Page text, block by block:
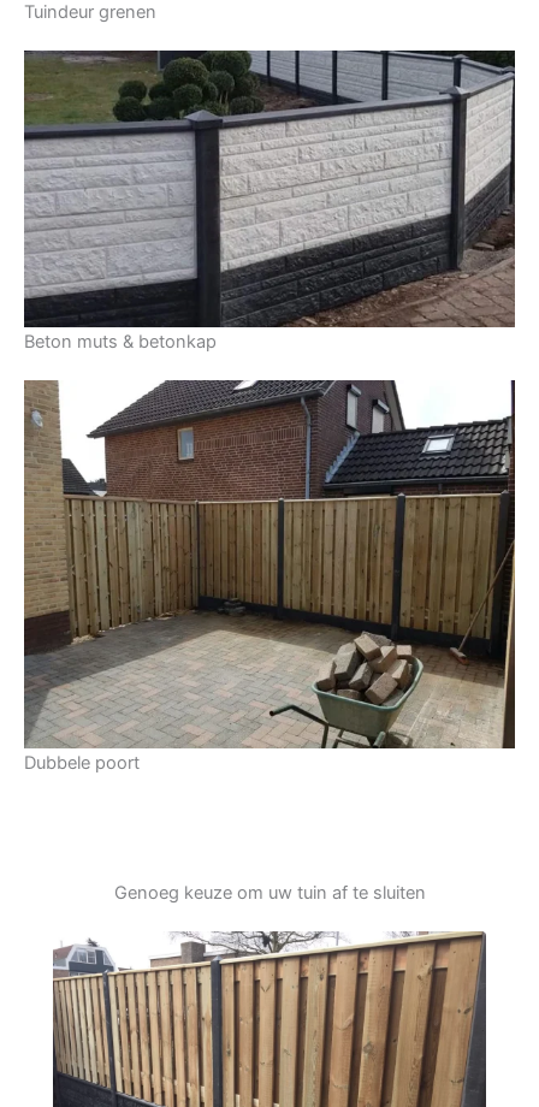
Tuindeur grenen
Beton muts & betonkap
Dubbele poort
Genoeg keuze om uw tuin af te sluiten